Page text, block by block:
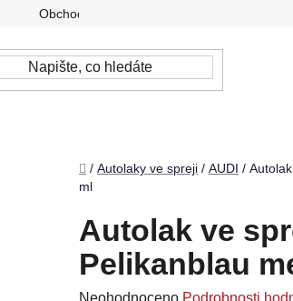
Obchodní podmínky
Domů
/ Autolaky ve spreji / AUDI /
ml
Autolak ve
Pelikanblau
Průměrné
Neohodnoceno Podrobnosti